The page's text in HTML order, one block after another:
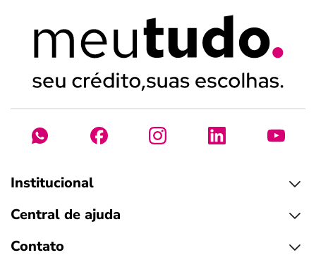
Institucional
Central de ajuda
Contato